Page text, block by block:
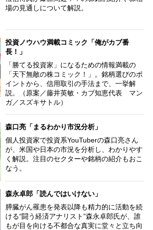
場の見通しについて解説。
投資ノウハウ満載コミック「俺がカブ番
長！」
「勝てる投資家」になるための情報満載の
「天下無敵の株コミック！」。銘柄選びのポ
イントから、信用取引の手法まで、一挙解
説。（原案／藤井英敏・カブ知恵代表 マン
ガ／スズキサトル）
森口亮「まるわかり市況分析」
個人投資家で投資系YouTuberの森口亮さん
が、米国や日本の市況を分析し、わかりやす
く解説。注目のセクターや銘柄の紹介もおこ
なう。
森永卓郎「読んではいけない」
膵臓がん罹患を発表以降も精力的に活動を続
ける“闘う経済アナリスト”森永卓郎氏が、誰
もが目を向ける不都合な真実に堂々と立ち向